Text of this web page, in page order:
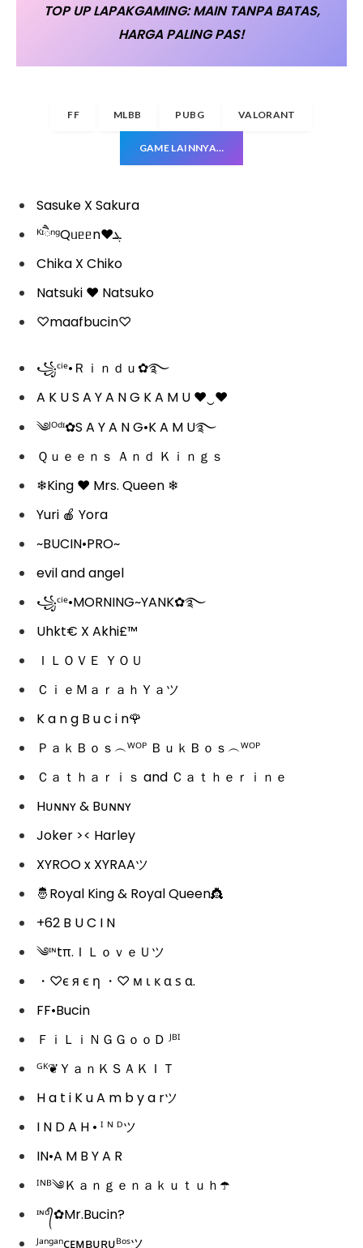
TOP UP LAPAKGAMING: MAIN TANPA BATAS,
HARGA PALING PAS!
FF MLBB PUBG VALORANT
GAME LAINNYA…
Sasuke X Sakura
ᴷᶦཻⁿᵍQᥙᥱᥱn♥ܔ
Chika X Chiko
Natsuki ❤️ Natsuko
♡maafbucin♡
꧁ᶜⁱᵉ•Ｒｉｎｄｕ✿࿐
A K U S A Y A N G K A M U ❤‿❤
༄ᴶᴼᵈᶦ✿S A Y A N G•K A M U࿐
Ｑｕｅｅｎｓ Ａｎｄ Ｋｉｎｇｓ
❄King ❤ Mrs. Queen ❄
Yuri 🍎 Yora
~BUCIN•PRO~
evil and angel
꧁ᶜⁱᵉ•MORNING~YANK✿࿐
Uhkt€ X Akhi£™
ＩＬＯＶＥ ＹＯＵ
ＣｉｅＭａｒａｈＹａツ
K a n g B u c i n🌹
ＰａｋＢｏｓ︵ᵂᴼᴾ ＢｕｋＢｏｓ︵ᵂᴼᴾ
Ｃａｔｈａｒｉｓ and Ｃａｔｈｅｒｉｎｅ
Hᴜɴɴʏ & Bᴜɴɴʏ
Joker >< Harley
XYROO x XYRAAツ
🤴Royal King & Royal Queen👸
+62 B U C I N
༄ᶦᶰtπ.ＩＬｏｖｅＵツ
・♡є я є η ・♡ м ι к α ѕ α.
FF•Bucin
ＦｉＬｉＮＧＧｏｏＤ ᴶᴮᴵ
ᴳᴷ❦ＹａｎＫＳＡＫＩＴ
H a t i K u A m b y a rツ
I N D A H • ᴵ ᴺ ᴰツ
IN•A M B Y A R
ᴵᴺᴮ༄Ｋａｎｇｅｎａｋｕｔｕｈ☂️
ᶦᶰᵈ᭄✿Mr.Bucin?
ᴶᵃⁿᵍᵃⁿᴄᴇᴍʙᴜʀᴜᴮᵒˢツ